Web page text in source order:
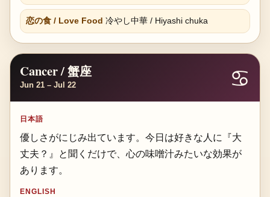
恋の食 / Love Food 冷やし中華 / Hiyashi chuka
Cancer / 蟹座
Jun 21 – Jul 22 ♋
日本語
優しさがにじみ出ています。今日は好きな人に『大
丈夫？』と聞くだけで、心の味噌汁みたいな効果が
あります。
ENGLISH